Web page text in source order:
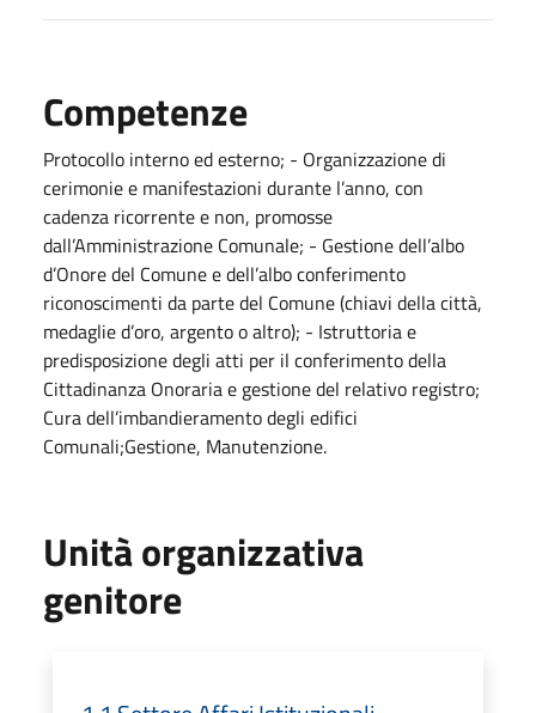
Competenze
Protocollo interno ed esterno; - Organizzazione di
cerimonie e manifestazioni durante l’anno, con
cadenza ricorrente e non, promosse
dall’Amministrazione Comunale; - Gestione dell’albo
d’Onore del Comune e dell’albo conferimento
riconoscimenti da parte del Comune (chiavi della città,
medaglie d’oro, argento o altro); - Istruttoria e
predisposizione degli atti per il conferimento della
Cittadinanza Onoraria e gestione del relativo registro;
Cura dell’imbandieramento degli edifici
Comunali;Gestione, Manutenzione.
Unità organizzativa
genitore